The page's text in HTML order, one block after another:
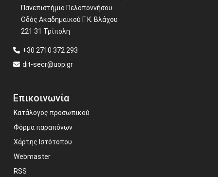
Πανεπιστήμιο Πελοποννήσου
Οδός Ακαδημαϊκού Γ. Κ. Βλάχου
221 31 Τρίπολη
+30 2710 372 293
dit-secr@uop.gr
Επικοινωνία
Κατάλογος προσωπικού
Φόρμα παραπόνων
Χάρτης Ιστότοπου
Webmaster
RSS